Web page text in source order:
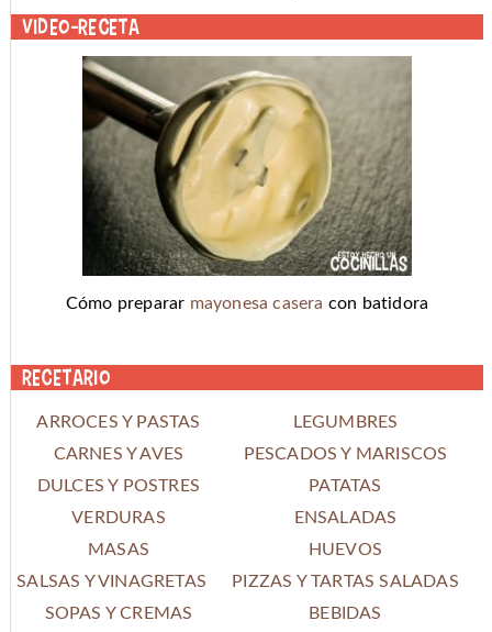
Video-receta
Cómo preparar mayonesa casera con batidora
Recetario
ARROCES Y PASTAS
LEGUMBRES
CARNES Y AVES
PESCADOS Y MARISCOS
DULCES Y POSTRES
PATATAS
VERDURAS
ENSALADAS
MASAS
HUEVOS
SALSAS Y VINAGRETAS
PIZZAS Y TARTAS SALADAS
SOPAS Y CREMAS
BEBIDAS